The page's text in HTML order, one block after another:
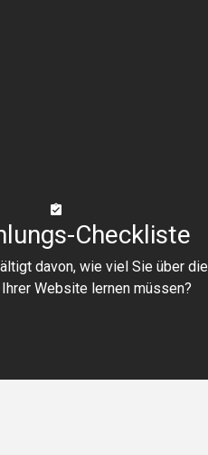
Checkliste
davon, wie viel Sie über die
Website lernen müssen?